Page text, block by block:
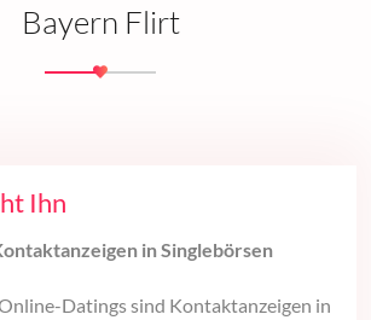
Bayern Flirt
Ihn
in Singlebörsen
Datings sind Kontaktanzeigen in